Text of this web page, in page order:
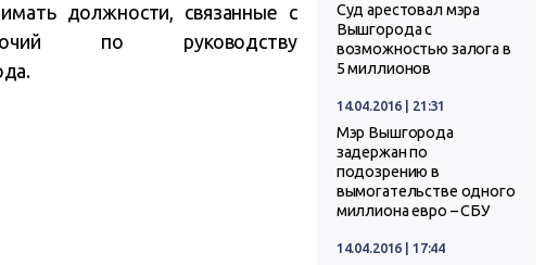
должности, связанные с
по руководству
Суд арестовал мэра
Вышгорода с
возможностью залога в
5 миллионов
14.04.2016 | 21:31
Мэр Вышгорода
задержан по
подозрению в
вымогательстве одного
миллиона евро – СБУ
14.04.2016 | 17:44